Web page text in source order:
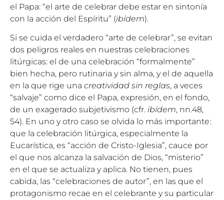
el Papa: “el arte de celebrar debe estar en sintonía
con la acción del Espíritu” (ibídem).
Si se cuida el verdadero “arte de celebrar”, se evitan
dos peligros reales en nuestras celebraciones
litúrgicas: el de una celebración “formalmente”
bien hecha, pero rutinaria y sin alma, y el de aquella
en la que rige una creatividad sin reglas, a veces
“salvaje” como dice el Papa, expresión, en el fondo,
de un exagerado subjetivismo (cfr. ibídem, nn.48,
54). En uno y otro caso se olvida lo más importante:
que la celebración litúrgica, especialmente la
Eucarística, es “acción de Cristo-Iglesia”, cauce por
el que nos alcanza la salvación de Dios, “misterio”
en el que se actualiza y aplica. No tienen, pues
cabida, las “celebraciones de autor”, en las que el
protagonismo recae en el celebrante y su particular